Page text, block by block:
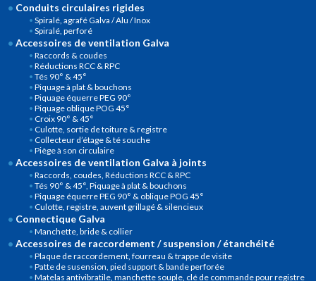
Conduits circulaires rigides
Spiralé, agrafé Galva / Alu / Inox
Spiralé, perforé
Accessoires de ventilation Galva
Raccords & coudes
Réductions RCC & RPC
Tés 90° & 45°
Piquage à plat & bouchons
Piquage équerre PEG 90°
Piquage oblique POG 45°
Croix 90° & 45°
Culotte, sortie de toiture & registre
Collecteur d’étage & té souche
Piège à son circulaire
Accessoires de ventilation Galva à joints
Raccords, coudes, Réductions RCC & RPC
Tés 90° & 45°, Piquage à plat & bouchons
Piquage équerre PEG 90° & oblique POG 45°
Culotte, registre, auvent grillagé & silencieux
Connectique Galva
Manchette, bride & collier
Accessoires de raccordement / suspension / étanchéité
Plaque de raccordement, fourreau & trappe de visite
Patte de susension, pied support & bande perforée
Matelas antivibratile, manchette souple, clé de commande pour registre